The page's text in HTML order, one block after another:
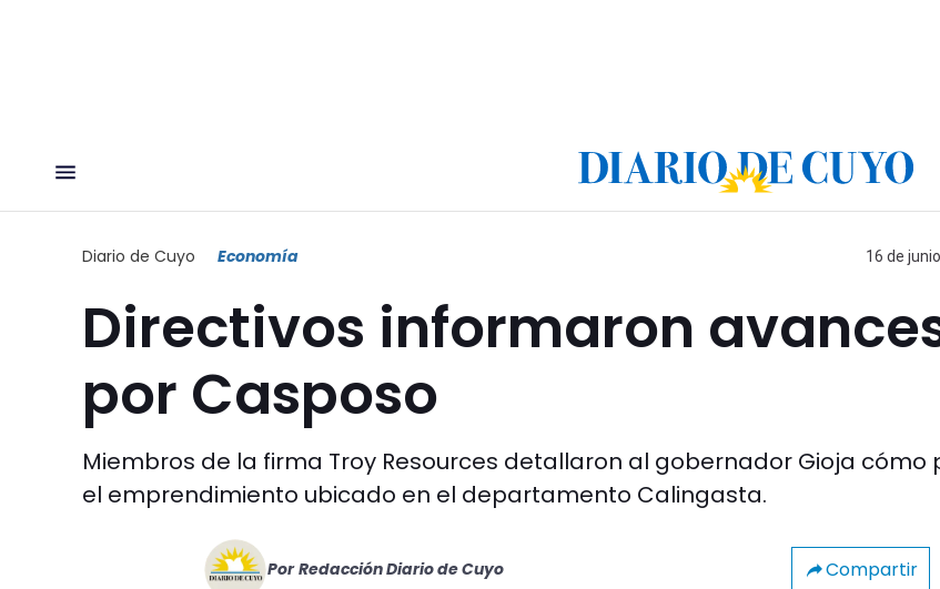
Diario de Cuyo Economía 16 de
Directivos informaron
por Casposo
Miembros de la firma Troy Resources detallaron al gobernador Gioja cómo
el emprendimiento ubicado en el departamento Calingasta.
Por Redacción Diario de Cuyo Compartir